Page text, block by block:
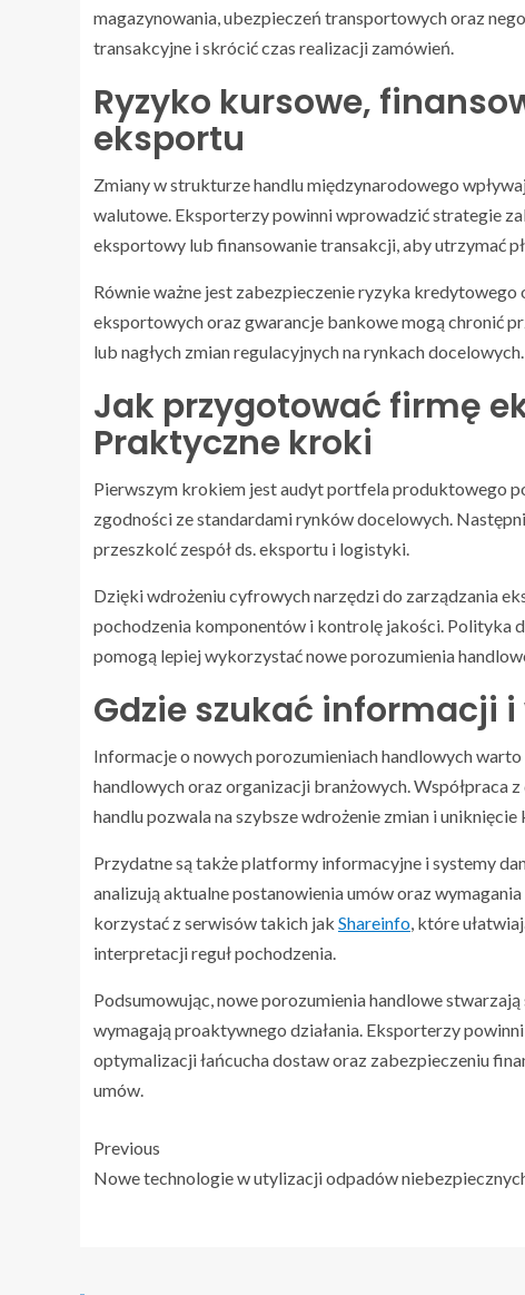
magazynowania, ubezpieczeń transportowych oraz
transakcyjne i skrócić czas realizacji zamówień.
Ryzyko kursowe,
eksportu
Zmiany w strukturze handlu międzynarodowego
walutowe. Eksporterzy powinni wprowadzić strategie
eksportowy lub finansowanie transakcji, aby utrzymać
Równie ważne jest zabezpieczenie ryzyka
eksportowych oraz gwarancje bankowe mogą chronić
lub nagłych zmian regulacyjnych na rynkach docelowych.
Jak przygotować firmę
Praktyczne kroki
Pierwszym krokiem jest audyt portfela produktowego
zgodności ze standardami rynków docelowych.
przeszkolć zespół ds. eksportu i logistyki.
Dzięki wdrożeniu cyfrowych narzędzi do zarządzania
pochodzenia komponentów i kontrolę jakości. Polityka
pomogą lepiej wykorzystać nowe porozumienia
Gdzie szukać informacji
Informacje o nowych porozumieniach handlowych
handlowych oraz organizacji branżowych. Współpraca
handlu pozwala na szybsze wdrożenie zmian i
Przydatne są także platformy informacyjne i systemy
analizują aktualne postanowienia umów oraz
korzystać z serwisów takich jak Shareinfo, które
interpretacji reguł pochodzenia.
Podsumowując, nowe porozumienia handlowe
wymagają proaktywnego działania. Eksporterzy
optymalizacji łańcucha dostaw oraz zabezpieczeniu
umów.
Previous
Nowe technologie w utylizacji odpadów